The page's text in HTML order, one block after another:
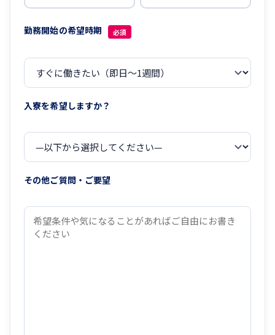
勤務開始の希望時期 必須
入寮を希望しますか？
その他ご質問・ご要望